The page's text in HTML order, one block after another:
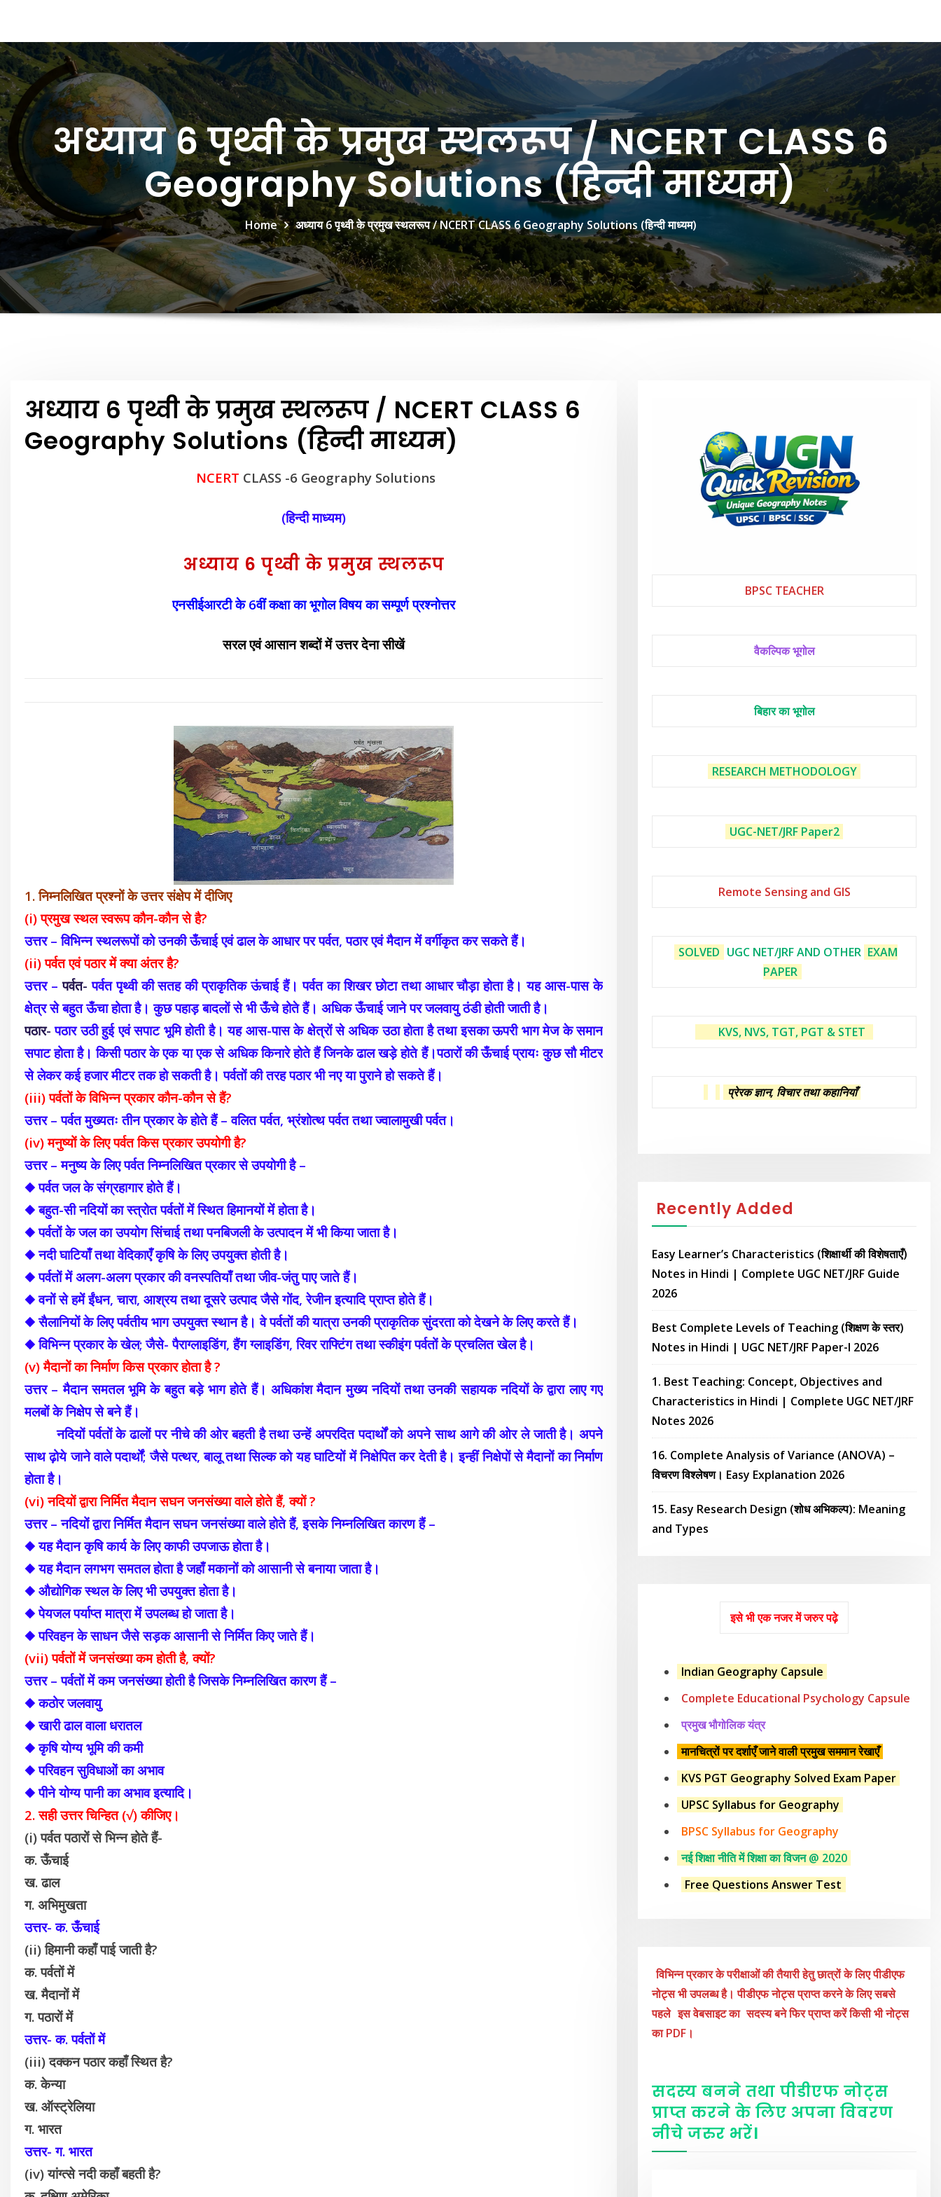
अध्याय 6 पृथ्वी के प्रमुख स्थलरूप / NCERT CLASS 6
Geography Solutions (हिन्दी माध्यम)
Home अध्याय 6 पृथ्वी के प्रमुख स्थलरूप / NCERT CLASS 6 Geography Solutions (हिन्दी माध्यम)
अध्याय 6 पृथ्वी के प्रमुख स्थलरूप / NCERT CLASS 6
Geography Solutions (हिन्दी माध्यम)
NCERT CLASS -6 Geography Solutions
(हिन्दी माध्यम)
अध्याय 6 पृथ्वी के प्रमुख स्थलरूप
एनसीईआरटी के 6वीं कक्षा का भूगोल विषय का सम्पूर्ण प्रश्नोत्तर
सरल एवं आसान शब्दों में उत्तर देनासीखें
1. निम्नलिखित प्रश्नों के उत्तर संक्षेप में दीजिए
(i) प्रमुख स्थल स्वरूप कौन-कौन से है?
उत्तर – विभिन्न स्थलरूपों को उनकी ऊँचाई एवं ढाल के आधार पर पर्वत, पठार एवं मैदान में वर्गीकृत कर सकते हैं।
(ii) पर्वत एवं पठार में क्या अंतर है?
उत्तर –पर्वत-पर्वत पृथ्वी की सतह की प्राकृतिक ऊंचाई हैं। पर्वत का शिखर छोटा तथा आधार चौड़ा होता है। यह आस-पास के
क्षेत्र से बहुत ऊँचा होता है। कुछ पहाड़ बादलों से भी ऊँचे होते हैं। अधिक ऊँचाई जाने पर जलवायु ठंडी होती जाती है।
पठार-पठार उठी हुई एवं सपाट भूमि होती है। यह आस-पास के क्षेत्रों से अधिक उठा होता है तथा इसका ऊपरी भाग मेज के समान
सपाट होता है। किसी पठार के एक या एक से अधिक किनारे होते हैं जिनके ढाल खड़े होते हैं।पठारों की ऊँचाई प्रायः कुछ सौ मीटर
से लेकर कई हजार मीटर तक हो सकती है। पर्वतों की तरह पठार भी नए या पुराने हो सकते हैं।
(iii) पर्वतों के विभिन्न प्रकार कौन-कौन से हैं?
उत्तर – पर्वत मुख्यतः तीन प्रकार के होते हैं – वलित पर्वत, भ्रंशोत्थ पर्वत तथा ज्वालामुखी पर्वत।
(iv) मनुष्यों के लिए पर्वत किस प्रकार उपयोगी है?
उत्तर – मनुष्य के लिए पर्वत निम्नलिखित प्रकार से उपयोगी है –
◆ पर्वत जल के संग्रहागार होते हैं।
◆ बहुत-सी नदियों का स्त्रोत पर्वतों में स्थित हिमानयों में होता है।
◆ पर्वतों के जल का उपयोग सिंचाई तथा पनबिजली के उत्पादन में भी किया जाता है।
◆ नदी घाटियाँ तथा वेदिकाएँ कृषि के लिए उपयुक्त होती है।
◆ पर्वतों में अलग-अलग प्रकार की वनस्पतियाँ तथा जीव-जंतु पाए जाते हैं।
◆ वनों से हमें ईंधन, चारा, आश्रय तथा दूसरे उत्पाद जैसे गोंद, रेजीन इत्यादि प्राप्त होते हैं।
◆ सैलानियों के लिए पर्वतीय भाग उपयुक्त स्थान है। वे पर्वतों की यात्रा उनकी प्राकृतिक सुंदरता को देखने के लिए करते हैं।
◆ विभिन्न प्रकार के खेल; जैसे- पैराग्लाइडिंग, हैंग ग्लाइडिंग, रिवर राफ्टिंग तथा स्कीइंग पर्वतों के प्रचलित खेल है।
(v) मैदानों का निर्माण किस प्रकार होता है ?
उत्तर – मैदान समतल भूमि के बहुत बड़े भाग होते हैं। अधिकांश मैदान मुख्य नदियों तथा उनकी सहायक नदियों के द्वारा लाए गए
मलबों के निक्षेप से बने हैं।
नदियों पर्वतों के ढालों पर नीचे की ओर बहती है तथा उन्हें अपरदित पदार्थों को अपने साथ आगे की ओर ले जाती है। अपने
साथ ढ़ोये जाने वाले पदार्थों; जैसे पत्थर, बालू तथा सिल्क को यह घाटियों में निक्षेपित कर देती है। इन्हीं निक्षेपों से मैदानों का निर्माण
होता है।
(vi) नदियों द्वारा निर्मित मैदान सघन जनसंख्या वाले होते हैं, क्यों ?
उत्तर – नदियों द्वारा निर्मित मैदान सघन जनसंख्या वाले होते हैं, इसके निम्नलिखित कारण हैं –
◆ यह मैदान कृषि कार्य के लिए काफी उपजाऊ होता है।
◆ यह मैदान लगभग समतल होता है जहाँ मकानों को आसानी से बनाया जाता है।
◆ औद्योगिक स्थल के लिए भी उपयुक्त होता है।
◆ पेयजल पर्याप्त मात्रा में उपलब्ध हो जाता है।
◆ परिवहन के साधन जैसे सड़क आसानी से निर्मित किए जाते हैं।
(vii) पर्वतों में जनसंख्या कम होती है, क्यों?
उत्तर – पर्वतों में कम जनसंख्या होती है जिसके निम्नलिखित कारण हैं –
◆ कठोर जलवायु
◆ खारी ढाल वाला धरातल
◆ कृषि योग्य भूमि की कमी
◆ परिवहन सुविधाओं का अभाव
◆ पीने योग्य पानी का अभाव इत्यादि।
2. सही उत्तर चिन्हित (√) कीजिए।
(i) पर्वत पठारों से भिन्न होते हैं-
क. ऊँचाई
ख. ढाल
ग. अभिमुखता
उत्तर- क. ऊँचाई
(ii) हिमानी कहाँ पाई जाती है?
क. पर्वतों में
ख. मैदानों में
ग. पठारों में
उत्तर- क. पर्वतों में
(iii) दक्कन पठार कहाँ स्थित है?
क. केन्या
ख. ऑस्ट्रेलिया
ग. भारत
उत्तर- ग. भारत
(iv) यांग्त्से नदी कहाँ बहती है?
BPSC TEACHER
वैकल्पिक भूगोल
बिहार का भूगोल
RESEARCH METHODOLOGY
UGC-NET/JRF Paper2
Remote Sensing and GIS
SOLVED UGC NET/JRF AND OTHER EXAM
PAPER
KVS, NVS, TGT, PGT & STET
प्रेरक ज्ञान, विचार तथा कहानियाँ
Recently Added
Easy Learner’s Characteristics (शिक्षार्थी की विशेषताएँ)
Notes in Hindi | Complete UGC NET/JRF Guide
2026
Best Complete Levels of Teaching (शिक्षण के स्तर)
Notes in Hindi | UGC NET/JRF Paper-I 2026
1. Best Teaching: Concept, Objectives and
Characteristics in Hindi | Complete UGC NET/JRF
Notes 2026
16. Complete Analysis of Variance (ANOVA) –
विचरण विश्लेषण। Easy Explanation 2026
15. Easy Research Design (शोध अभिकल्प): Meaning
and Types
इसे भी एक नजर में जरुर पढ़े
Indian Geography Capsule
Complete Educational Psychology Capsule
प्रमुख भौगोलिक यंत्र
मानचित्रों पर दर्शाएँ जाने वाली प्रमुख सममान रेखाएँ
KVS PGT Geography Solved Exam Paper
UPSC Syllabus for Geography
BPSC Syllabus for Geography
नई शिक्षा नीति में शिक्षा का विजन @ 2020
Free Questions Answer Test
विभिन्न प्रकार के परीक्षाओं की तैयारी हेतु छात्रों के लिए पीडीएफ
नोट्स भी उपलब्ध है। पीडीएफ नोट्स प्राप्त करने के लिए सबसे
पहले इस वेबसाइट का सदस्य बने फिर प्राप्त करें किसी भी नोट्स
का PDF।
सदस्य बनने तथा पीडीएफ नोट्स
प्राप्त करने के लिए अपना विवरण
नीचे जरुर भरें।